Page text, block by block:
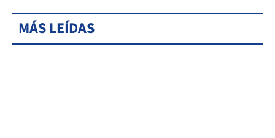
MÁS LEÍDAS